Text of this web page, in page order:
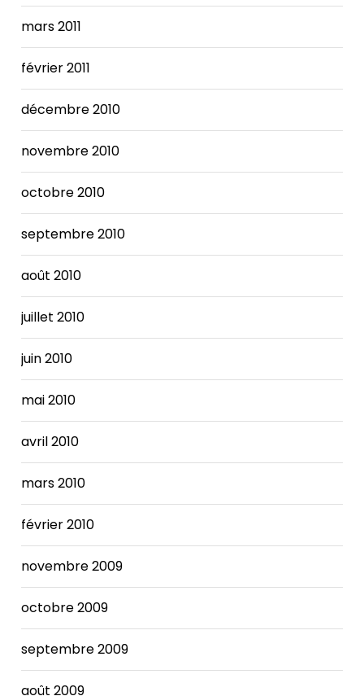
mars 2011
février 2011
décembre 2010
novembre 2010
octobre 2010
septembre 2010
août 2010
juillet 2010
juin 2010
mai 2010
avril 2010
mars 2010
février 2010
novembre 2009
octobre 2009
septembre 2009
août 2009